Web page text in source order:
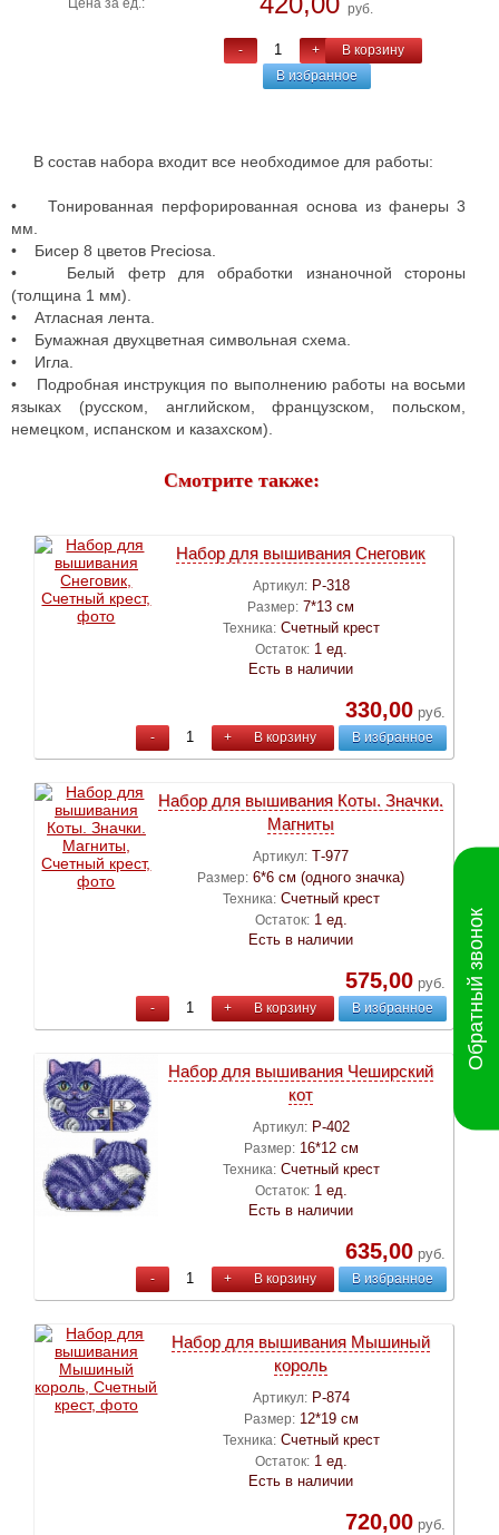
Цена за ед.: руб.
- +
В корзину
В избранное
В состав набора входит все необходимое для работы:
• Тонированная перфорированная основа из фанеры 3
мм.
• Бисер 8 цветов Preciosa.
• Белый фетр для обработки изнаночной стороны
(толщина 1 мм).
• Атласная лента.
• Бумажная двухцветная символьная схема.
• Игла.
• Подробная инструкция по выполнению работы на восьми
языках (русском, английском, французском, польском,
немецком, испанском и казахском).
Смотрите также:
Набор для вышивания Снеговик
Артикул: Р-318
Размер: 7*13 см
Техника: Счетный крест
Остаток: 1 ед.
Есть в наличии
330,00руб.
- + В корзину В избранное
Набор для вышивания Коты. Значки.
Магниты
Артикул: Т-977
Размер: 6*6 см (одного значка)
Техника: Счетный крест
Остаток: 1 ед.
Есть в наличии
575,00руб.
- + В корзину В избранное
Набор для вышивания Чеширский
кот
Артикул: Р-402
Размер: 16*12 см
Техника: Счетный крест
Остаток: 1 ед.
Есть в наличии
635,00руб.
- + В корзину В избранное
Набор для вышивания Мышиный
король
Артикул: Р-874
Размер: 12*19 см
Техника: Счетный крест
Остаток: 1 ед.
Есть в наличии
720,00руб.
Обратный звонок